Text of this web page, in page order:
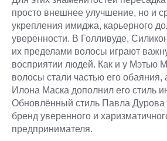
просто внешнее улучшение, но и
укрепления имиджа, карьерного
уверенности. В Голливуде,
их пределами волосы играют
восприятии людей. Как и у Мэтью
волосы стали частью его обаяния,
Илона Маска дополнил его стиль
Обновлённый стиль Павла Дурова
бренд уверенного и
предпринимателя.